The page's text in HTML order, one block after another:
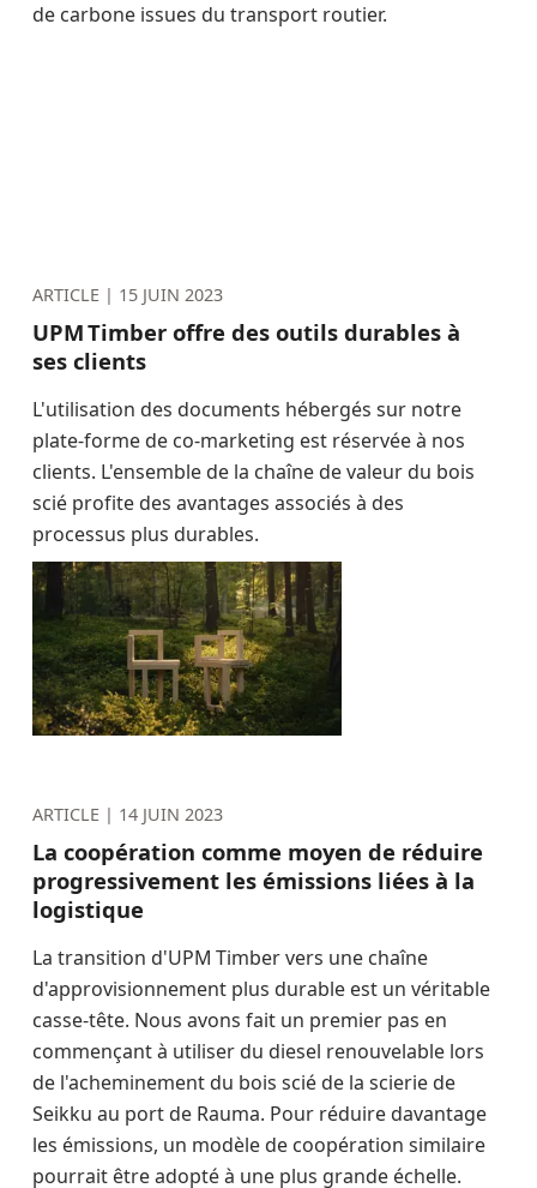
de carbone issues du transport routier.
ARTICLE | 15 JUIN 2023
UPM Timber offre des outils durables à
ses clients
L'utilisation des documents hébergés sur notre
plate-forme de co-marketing est réservée à nos
clients. L'ensemble de la chaîne de valeur du bois
scié profite des avantages associés à des
processus plus durables.
ARTICLE | 14 JUIN 2023
La coopération comme moyen de réduire
progressivement les émissions liées à la
logistique
La transition d'UPM Timber vers une chaîne
d'approvisionnement plus durable est un véritable
casse-tête. Nous avons fait un premier pas en
commençant à utiliser du diesel renouvelable lors
de l'acheminement du bois scié de la scierie de
Seikku au port de Rauma. Pour réduire davantage
les émissions, un modèle de coopération similaire
pourrait être adopté à une plus grande échelle.